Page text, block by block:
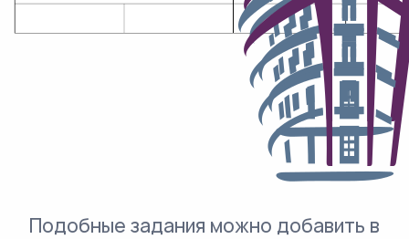
Подобные задания можно добавить в